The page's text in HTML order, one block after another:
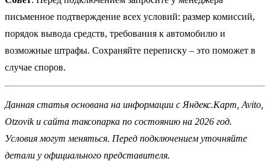
письменное подтверждение всех условий: размер комиссий,
порядок вывода средств, требования к автомобилю и
возможные штрафы. Сохраняйте переписку – это поможет в
случае споров.
Данная статья основана на информации с Яндекс.Карт, Avito,
Otzovik и сайта таксопарка по состоянию на 2026 год.
Условия могут меняться. Перед подключением уточняйте
детали у официального представителя.